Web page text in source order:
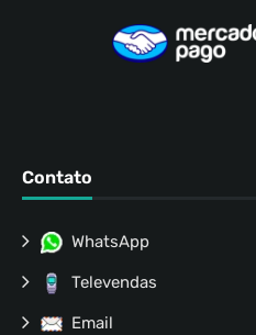
Contato
WhatsApp
Televendas
Email